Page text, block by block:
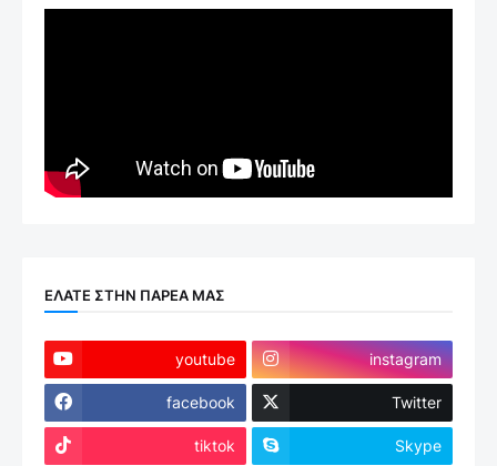
ΕΛΑΤΕ ΣΤΗΝ ΠΑΡΕΑ ΜΑΣ
youtube instagram
facebook Twitter
tiktok Skype